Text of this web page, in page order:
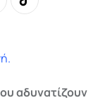
Tiktok
.
αδυνατίζουν